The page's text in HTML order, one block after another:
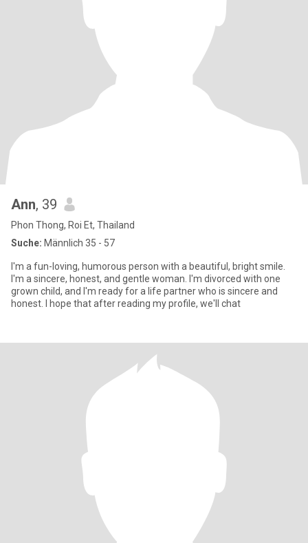
Ann, 39
Phon Thong, Roi Et, Thailand
Suche: Männlich 35 - 57
I'm a fun-loving, humorous person with a beautiful, bright smile.
I'm a sincere, honest, and gentle woman. I'm divorced with one
grown child, and I'm ready for a life partner who is sincere and
honest. I hope that after reading my profile, we'll chat